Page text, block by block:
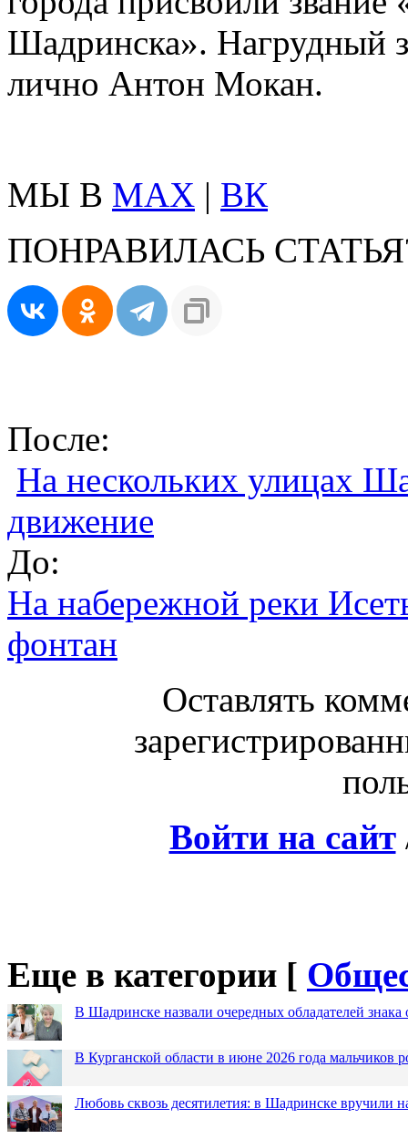
Шадринска». Нагрудный
лично Антон Мокан.
МЫ В MAX | ВК
ПОНРАВИЛАСЬ
После:
На нескольких улицах
движение
До:
На набережной реки
фонтан
Оставлять
Войти на сайт
Еще в категории [
В Шадринске назвали очередных обладателей знака
В Курганской области в июне 2026 года мальчиков
Любовь сквозь десятилетия: в Шадринске вручили